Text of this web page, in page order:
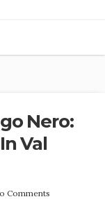
Nero:
Val
Comments